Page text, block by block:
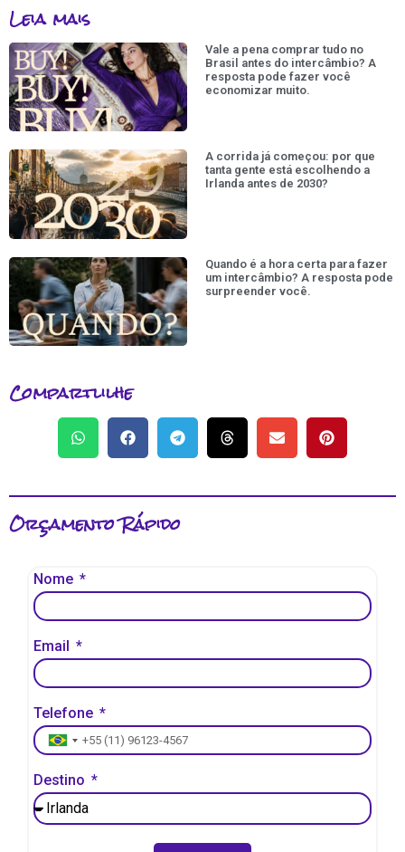
Leia mais
Vale a pena comprar tudo no
Brasil antes do intercâmbio? A
resposta pode fazer você
economizar muito.
A corrida já começou: por que
tanta gente está escolhendo a
Irlanda antes de 2030?
Quando é a hora certa para fazer
um intercâmbio? A resposta pode
surpreender você.
Compartlilhe
Orçamento Rápido
Nome
Email
Telefone
Brazil +55
Destino